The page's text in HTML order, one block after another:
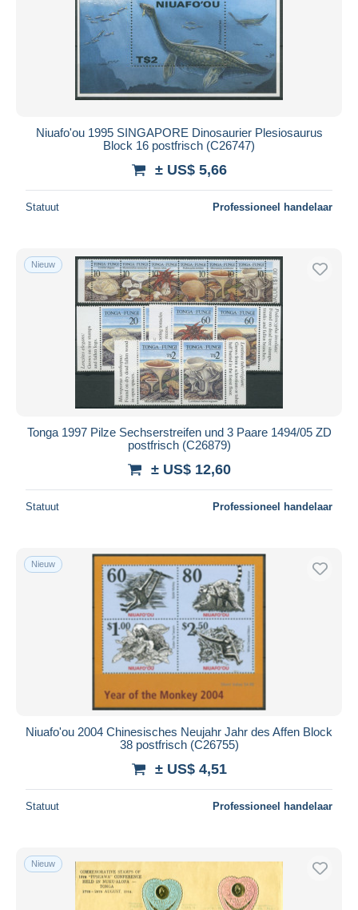
Niuafo'ou 1995 SINGAPORE Dinosaurier Plesiosaurus
Block 16 postfrisch (C26747)
± US$ 5,66
Statuut Professioneel handelaar
Nieuw
Tonga 1997 Pilze Sechserstreifen und 3 Paare 1494/05 ZD
postfrisch (C26879)
± US$ 12,60
Statuut Professioneel handelaar
Nieuw
Niuafo'ou 2004 Chinesisches Neujahr Jahr des Affen Block
38 postfrisch (C26755)
± US$ 4,51
Statuut Professioneel handelaar
Nieuw